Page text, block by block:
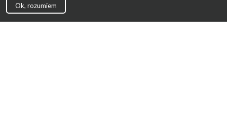
Ok, rozumiem